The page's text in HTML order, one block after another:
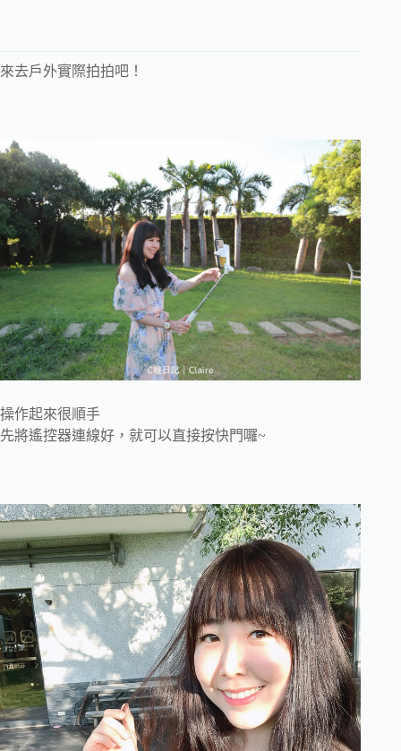
來去戶外實際拍拍吧！
操作起來很順手
先將遙控器連線好，就可以直接按快門囉~